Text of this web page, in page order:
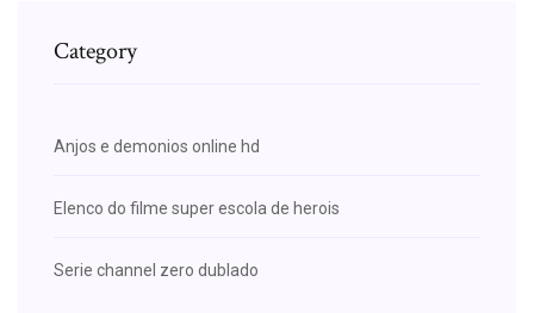
Category
Anjos e demonios online hd
Elenco do filme super escola de herois
Serie channel zero dublado